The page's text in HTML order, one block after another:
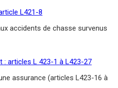
L421-8
accidents de chasse survenus
: articles L 423-1 à L423-27
assurance (articles L423-16 à